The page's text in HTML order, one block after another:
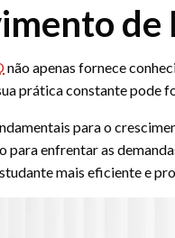
de
não apenas fornece
prática constante
para o
para enfrentar as
mais eficiente e